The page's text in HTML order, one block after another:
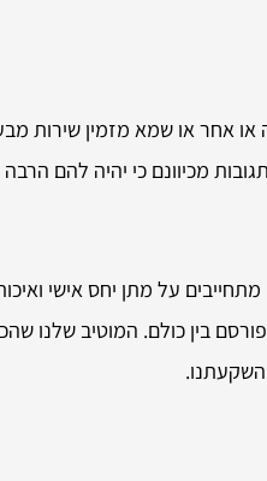
או אחר או שמא מזמין שירות
מכיוונם כי יהיה להם
על מתן יחס אישי
בין כולם. המוטיב שלנו